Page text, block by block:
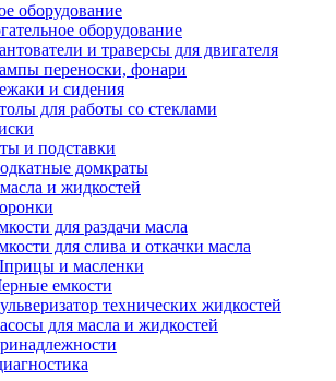
оборудование
оборудование
и траверсы для двигателя
переноски, фонари
и сидения
для работы со стеклами
и подставки
домкраты
и жидкостей
для раздачи масла
для слива и откачки масла
и масленки
емкости
технических жидкостей
для масла и жидкостей